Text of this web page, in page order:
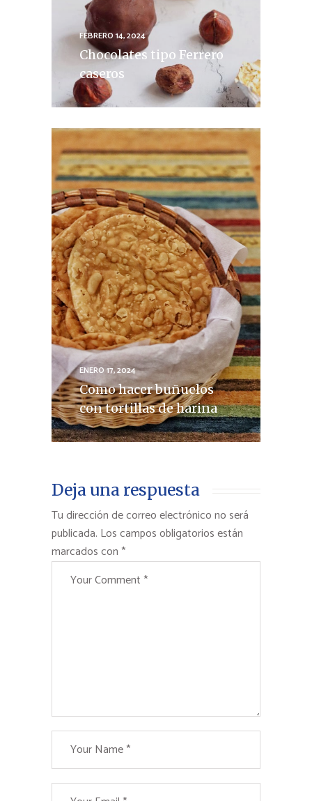
FEBRERO 14, 2024
Chocolates tipo Ferrero
caseros
ENERO 17, 2024
Como hacer buñuelos
con tortillas de harina
Deja una respuesta
Tu dirección de correo electrónico no será
publicada. Los campos obligatorios están
marcados con *